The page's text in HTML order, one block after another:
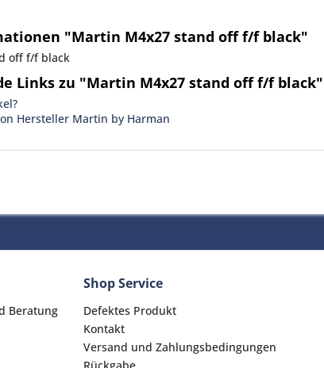
"Martin M4x27 stand off f/f black"
off f/f black
Links zu "Martin M4x27 stand off f/f black"
Hersteller Martin by Harman
Beratung
Shop Service
Defektes Produkt
Kontakt
Versand und Zahlungsbedingungen